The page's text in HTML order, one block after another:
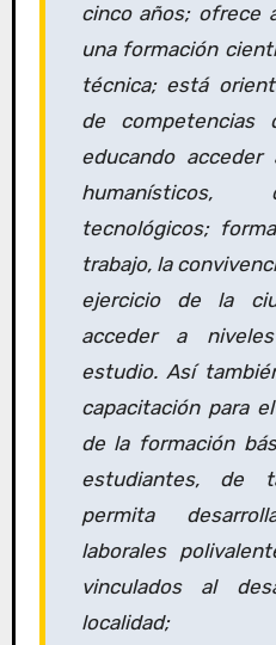
cinco años; ofrece
una formación
técnica; está
de competencias
educando acceder
tecnológicos;
trabajo, la
ejercicio de la
acceder a
estudio. Así
capacitación para
de la formación
estudiantes, de
permita
laborales
vinculados al
localidad;